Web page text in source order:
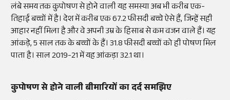
लंबे समय तक कुपोषण से होने वाली यह समस्या अब भी करीब एक-
तिहाई बच्चों में है। देश में करीब एक 67.2 फीसदी बच्चे ऐसे हैं, जिन्हें सही
आहार नहीं मिला है और वे अपनी उम्र के हिसाब से कम वजन वाले हैं। यह
आंकड़े, 5 साल तक के बच्चों के हैं। 31.8 फीसदी बच्चों को ही पोषण मिल
पाता है। साल 2019-21 में यह आंकड़ा 32.1 था।
कुपोषण से होने वाली बीमारियों का दर्द समझिए